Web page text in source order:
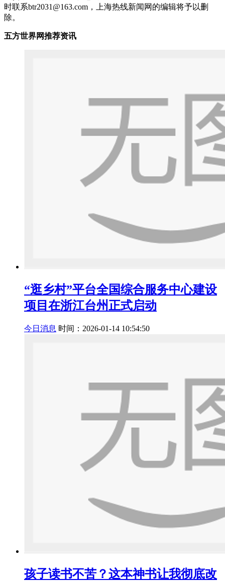
时联系btr2031@163.com，上海热线新闻网的编辑将予以删
除。
五方世界网推荐资讯
“逛乡村”平台全国综合服务中心建设
项目在浙江台州正式启动
今日消息 时间：2026-01-14 10:54:50
孩子读书不苦？这本神书让我彻底改